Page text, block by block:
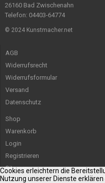
26160 Bad Zwischenahn
Telefon: 04403-64774
© 2024 Kunstmacher.net
AGB
Widerrufsrecht
Widerrufsformular
Versand
Datenschutz
Shop
Warenkorb
Login
Registrieren
Sitemap
Cookies erleichtern die
Nutzung unserer Dienste